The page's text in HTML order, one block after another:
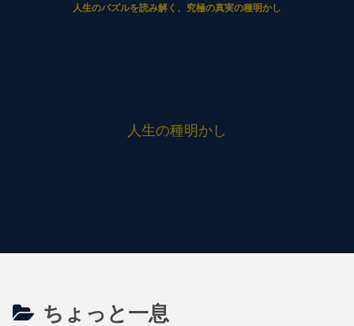
人生の種明かし
人生のパズルを読み解く、究極の真実の種明かし
ちょっと一息